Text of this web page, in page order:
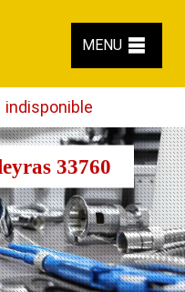
MENU
indisponible
33760